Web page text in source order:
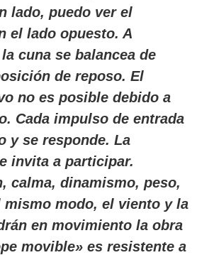
lado, puedo ver el
el lado opuesto. A
cuna se balancea de
de reposo. El
no es posible debido a
Cada impulso de entrada
y se responde. La
invita a participar.
calma, dinamismo, peso,
modo, el viento y la
en movimiento la obra
movible» es resistente a